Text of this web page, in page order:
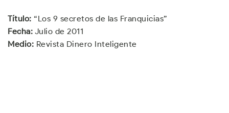
Título: “Los 9 secretos de las Franquicias”
Fecha: Julio de 2011
Medio: Revista Dinero Inteligente